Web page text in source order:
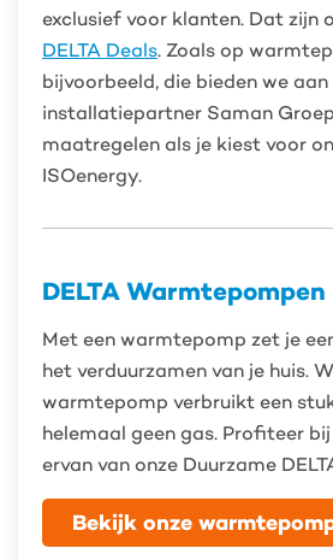
exclusief voor klanten. Dat zijn
DELTA Deals. Zoals op
bijvoorbeeld, die bieden we
installatiepartner Saman
maatregelen als je kiest voor
ISOenergy.
DELTA Warmtepompen
Met een warmtepomp zet je
het verduurzamen van je huis.
warmtepomp verbruikt een
helemaal geen gas. Profiteer
ervan van onze Duurzame
Bekijk onze